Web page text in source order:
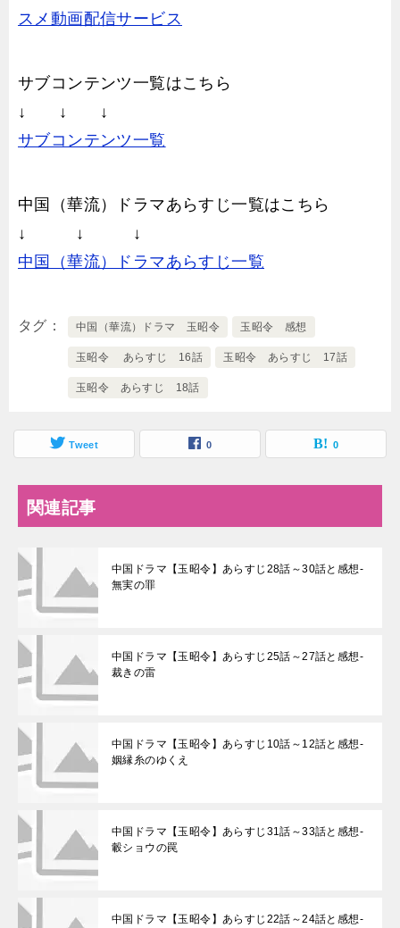
スメ動画配信サービス
サブコンテンツ一覧はこちら
↓ ↓ ↓
サブコンテンツ一覧
中国（華流）ドラマあらすじ一覧はこちら
↓ ↓ ↓
中国（華流）ドラマあらすじ一覧
タグ 中国（華流）ドラマ 玉昭令 玉昭令 感想
玉昭令 あらすじ 16話 玉昭令 あらすじ 17話
玉昭令 あらすじ 18話
Tweet 0 0
関連記事
中国ドラマ【玉昭令】あらすじ28話～30話と感想-
無実の罪
中国ドラマ【玉昭令】あらすじ25話～27話と感想-
裁きの雷
中国ドラマ【玉昭令】あらすじ10話～12話と感想-
姻縁糸のゆくえ
中国ドラマ【玉昭令】あらすじ31話～33話と感想-
轂ショウの罠
中国ドラマ【玉昭令】あらすじ22話～24話と感想-